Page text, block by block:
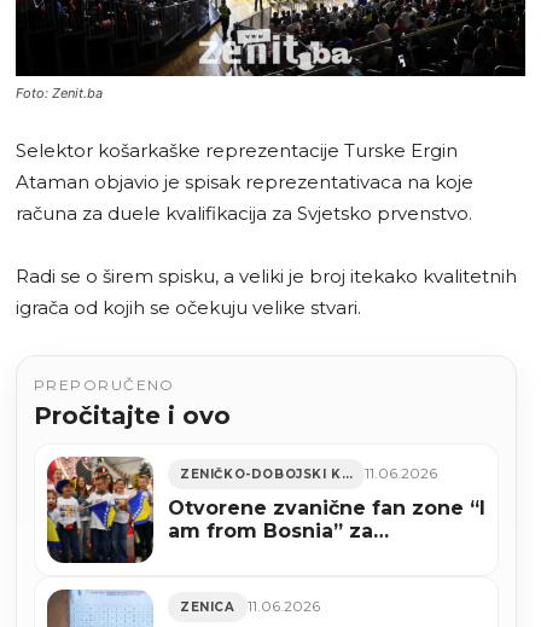
Foto: Zenit.ba
Selektor košarkaške reprezentacije Turske Ergin
Ataman objavio je spisak reprezentativaca na koje
računa za duele kvalifikacija za Svjetsko prvenstvo.
Radi se o širem spisku, a veliki je broj itekako kvalitetnih
igrača od kojih se očekuju velike stvari.
PREPORUČENO
Pročitajte i ovo
ZENIČKO-DOBOJSKI KANTON 11.06.2026
Otvorene zvanične fan zone “I
am from Bosnia” za
ZENICA 11.06.2026